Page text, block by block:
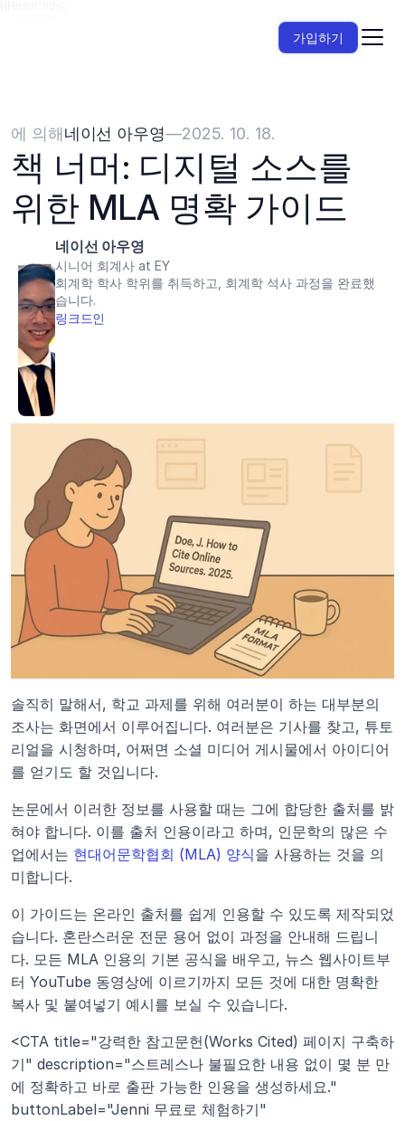
가입하기
에 의해네이선 아우영—2025. 10. 18.
책 너머: 디지털 소스를
위한 MLA 명확 가이드
네이선 아우영
시니어 회계사 at EY
회계학 학사 학위를 취득하고, 회계학 석사 과정을 완료했
습니다.
링크드인
솔직히 말해서, 학교 과제를 위해 여러분이 하는 대부분의
조사는 화면에서 이루어집니다. 여러분은 기사를 찾고, 튜토
리얼을 시청하며, 어쩌면 소셜 미디어 게시물에서 아이디어
를 얻기도 할 것입니다.
논문에서 이러한 정보를 사용할 때는 그에 합당한 출처를 밝
혀야 합니다. 이를 출처 인용이라고 하며, 인문학의 많은 수
업에서는 현대어문학협회 (MLA) 양식을 사용하는 것을 의
미합니다.
이 가이드는 온라인 출처를 쉽게 인용할 수 있도록 제작되었
습니다. 혼란스러운 전문 용어 없이 과정을 안내해 드립니
다. 모든 MLA 인용의 기본 공식을 배우고, 뉴스 웹사이트부
터 YouTube 동영상에 이르기까지 모든 것에 대한 명확한
복사 및 붙여넣기 예시를 보실 수 있습니다.
<CTA title="강력한 참고문헌(Works Cited) 페이지 구축하
기" description="스트레스나 불필요한 내용 없이 몇 분 만
에 정확하고 바로 출판 가능한 인용을 생성하세요."
buttonLabel="Jenni 무료로 체험하기"